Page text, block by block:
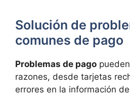
Solución de
comunes de pago
Problemas de pago
razones, desde tarjetas
errores en la información